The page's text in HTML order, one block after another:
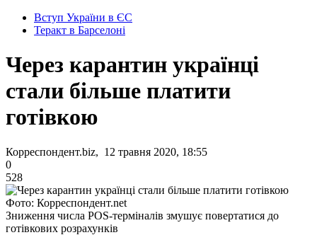
Вступ України в ЄС
Теракт в Барселоні
Через карантин українці
стали більше платити
готівкою
Корреспондент.biz, 12 травня 2020, 18:55
0
528
Фото: Корреспондент.net
Зниження числа POS-терміналів змушує повертатися до
готівкових розрахунків